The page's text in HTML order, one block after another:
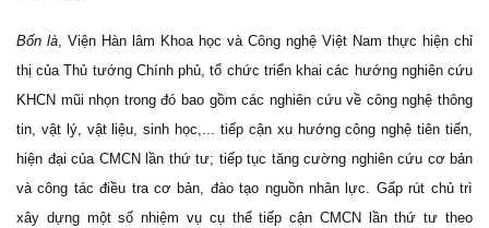
Bốn là, Viện Hàn lâm Khoa học và Công nghệ Việt Nam thực hiện chỉ
thị của Thủ tướng Chính phủ, tổ chức triển khai các hướng nghiên cứu
KHCN mũi nhọn trong đó bao gồm các nghiên cứu về công nghệ thông
tin, vật lý, vật liệu, sinh học,... tiếp cận xu hướng công nghệ tiên tiến,
hiện đại của CMCN lần thứ tư; tiếp tục tăng cường nghiên cứu cơ bản
và công tác điều tra cơ bản, đào tạo nguồn nhân lực. Gấp rút chủ trì
xây dựng một số nhiệm vụ cụ thể tiếp cận CMCN lần thứ tư theo